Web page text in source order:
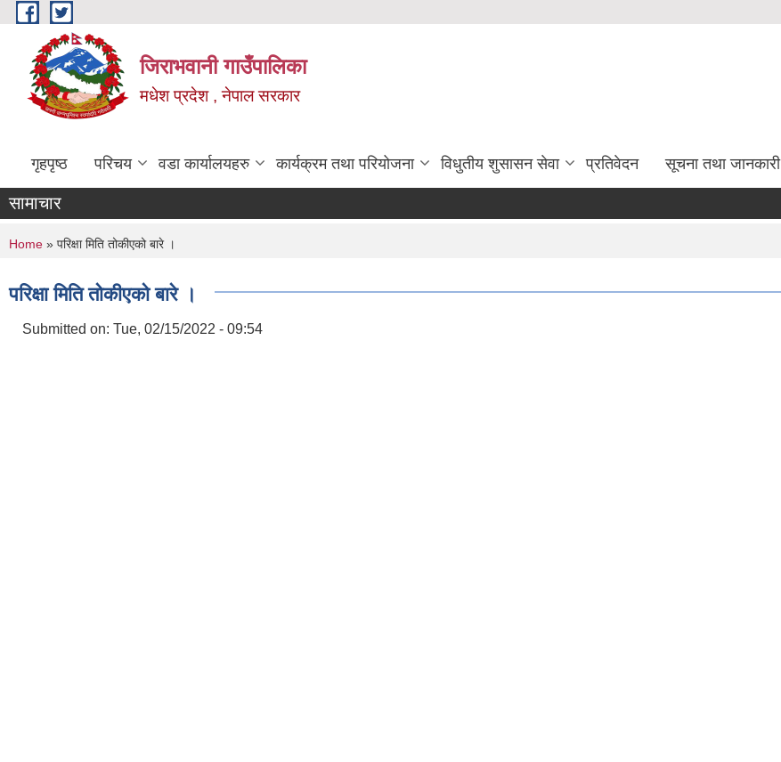
Skip to main content
जिराभवानी गाउँपालिका
मधेश प्रदेश , नेपाल सरकार
गृहपृष्ठ परिचय वडा कार्यालयहरु कार्यक्रम तथा परियोजना विधुतीय शुसासन सेवा प्रतिवेदन सूचना तथा जानकारी
सामाचार
You are here
Home » परिक्षा मिति तोकीएको बारे ।
परिक्षा मिति तोकीएको बारे ।
Submitted on: Tue, 02/15/2022 - 09:54